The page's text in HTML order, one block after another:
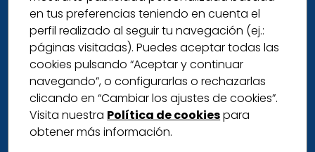
en tus preferencias teniendo en cuenta el
perfil realizado al seguir tu navegación (ej.:
páginas visitadas). Puedes aceptar todas las
cookies pulsando “Aceptar y continuar
navegando”, o configurarlas o rechazarlas
clicando en “Cambiar los ajustes de cookies”.
Visita nuestra Política de cookiespara
obtener más información.